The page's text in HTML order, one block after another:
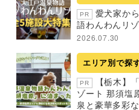
PR
愛犬家か
語わんわんリ
2026.07.30
エリア別で探
PR
【栃木】
ゾート 那須塩
泉と豪華多彩